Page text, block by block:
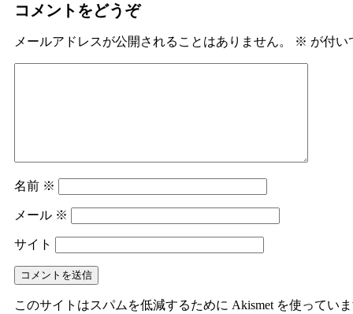
コメントをどうぞ
メールアドレスが公開されることはありません。 ※ が付い
名前 ※
メール ※
サイト
このサイトはスパムを低減するために Akismet を使ってい